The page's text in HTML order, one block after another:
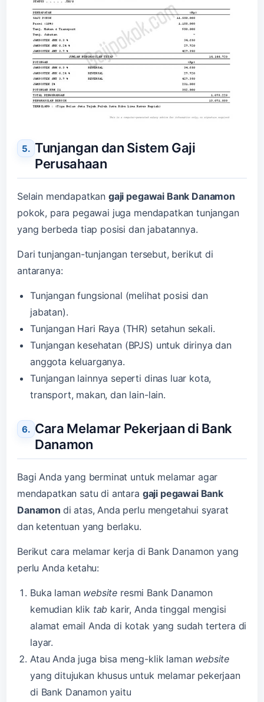
Tunjangan dan Sistem Gaji
Perusahaan
Selain mendapatkan gaji pegawai Bank Danamon
pokok, para pegawai juga mendapatkan tunjangan
yang berbeda tiap posisi dan jabatannya.
Dari tunjangan-tunjangan tersebut, berikut di
antaranya:
Tunjangan fungsional (melihat posisi dan
jabatan).
Tunjangan Hari Raya (THR) setahun sekali.
Tunjangan kesehatan (BPJS) untuk dirinya dan
anggota keluarganya.
Tunjangan lainnya seperti dinas luar kota,
transport, makan, dan lain-lain.
Cara Melamar Pekerjaan di Bank
Danamon
Bagi Anda yang berminat untuk melamar agar
mendapatkan satu di antara gaji pegawai Bank
Danamon di atas, Anda perlu mengetahui syarat
dan ketentuan yang berlaku.
Berikut cara melamar kerja di Bank Danamon yang
perlu Anda ketahu:
Buka laman website resmi Bank Danamon
kemudian klik tab karir, Anda tinggal mengisi
alamat email Anda di kotak yang sudah tertera di
layar.
Atau Anda juga bisa meng-klik laman website
yang ditujukan khusus untuk melamar pekerjaan
di Bank Danamon yaitu